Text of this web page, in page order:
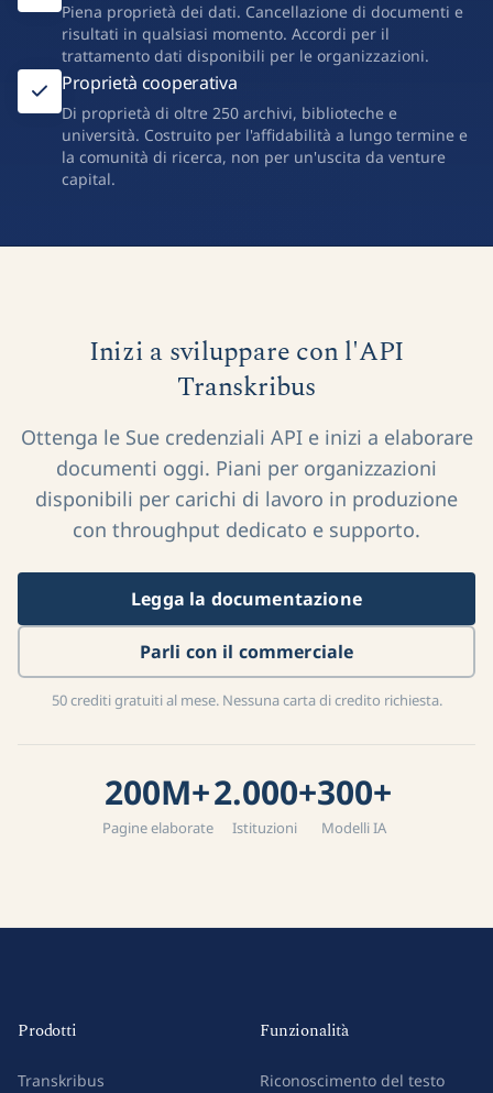
Piena proprietà dei dati. Cancellazione di documenti e
risultati in qualsiasi momento. Accordi per il
trattamento dati disponibili per le organizzazioni.
Proprietà cooperativa
Di proprietà di oltre 250 archivi, biblioteche e
università. Costruito per l'affidabilità a lungo termine e
la comunità di ricerca, non per un'uscita da venture
capital.
Inizi a sviluppare con l'API
Transkribus
Ottenga le Sue credenziali API e inizi a elaborare
documenti oggi. Piani per organizzazioni
disponibili per carichi di lavoro in produzione
con throughput dedicato e supporto.
Legga la documentazione
Parli con il commerciale
50 crediti gratuiti al mese. Nessuna carta di credito richiesta.
200M+
Pagine elaborate
2.000+
Istituzioni
300+
Modelli IA
Prodotti
Transkribus
Funzionalità
Riconoscimento del testo